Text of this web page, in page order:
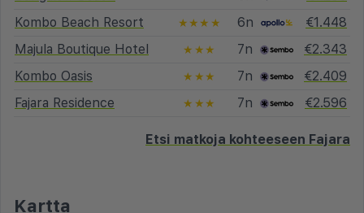
Kombo Beach Resort
★★★★ 6n
€1.448
Majula Boutique Hotel
★★★ 7n
€2.343
Kombo Oasis
★★★ 7n
€2.409
Fajara Residence
★★★ 7n €2.596
Etsi matkoja kohteeseen Fajara
Kartta